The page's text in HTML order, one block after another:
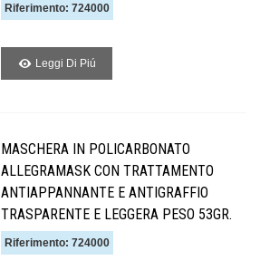
Riferimento: 724000
Leggi Di Piú
MASCHERA IN POLICARBONATO
ALLEGRAMASK CON TRATTAMENTO
ANTIAPPANNANTE E ANTIGRAFFIO
TRASPARENTE E LEGGERA PESO 53GR.
Riferimento: 724000